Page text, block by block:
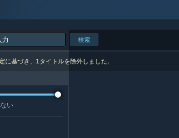
検索
に基づき、1タイトルを除外しました。
い